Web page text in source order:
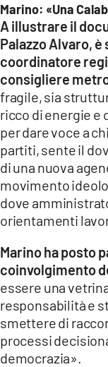
APPLE
Marino: «Una
A illustrare il
Palazzo Alvaro,
coordinatore
consigliere
fragile, sia
ricco di energie e
per dare voce a
partiti, sente il
di una nuova
movimento
dove
orientamenti
Marino ha posto
coinvolgimento
essere una
responsabilità e
smettere di
processi
democrazia».